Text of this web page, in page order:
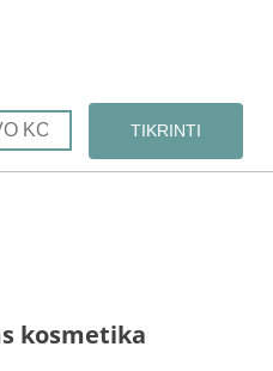
kosmetika